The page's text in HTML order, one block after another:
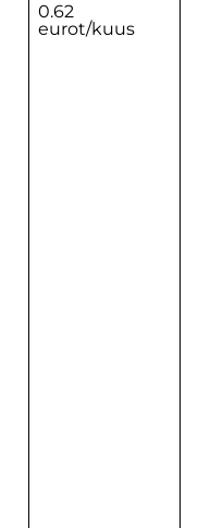
0.62
eurot/kuus